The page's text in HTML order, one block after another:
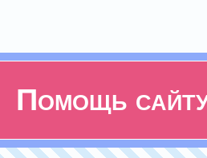
Помощь